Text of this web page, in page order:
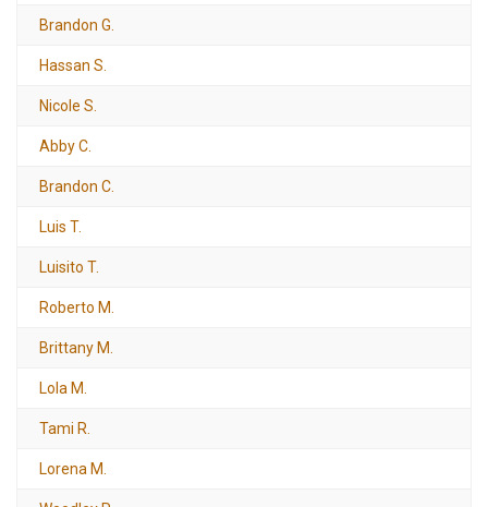
Brandon G.
Hassan S.
Nicole S.
Abby C.
Brandon C.
Luis T.
Luisito T.
Roberto M.
Brittany M.
Lola M.
Tami R.
Lorena M.